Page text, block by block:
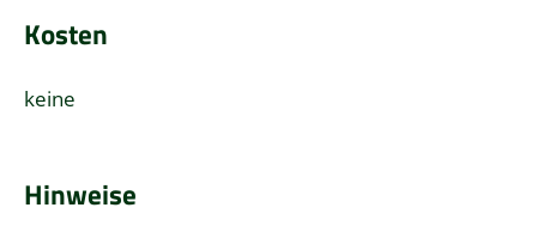
Kosten
keine
Hinweise